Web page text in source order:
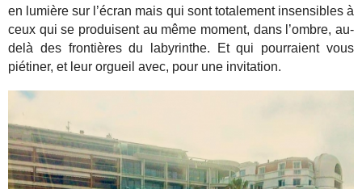
en lumière sur l’écran mais qui sont totalement insensibles à
ceux qui se produisent au même moment, dans l’ombre, au-
delà des frontières du labyrinthe. Et qui pourraient vous
piétiner, et leur orgueil avec, pour une invitation.